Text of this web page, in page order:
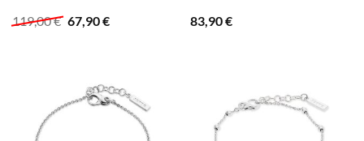
119,00€ Ursprünglicher
Preis
67,90€Aktueller
83,90€